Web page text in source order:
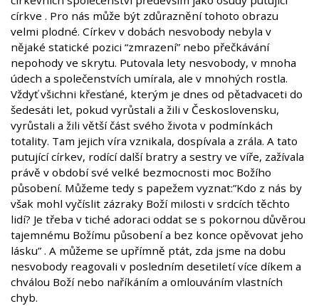
církve . Pro nás může být zdůraznění tohoto obrazu
velmi plodné. Církev v dobách nesvobody nebyla v
nějaké statické pozici “zmrazení” nebo přečkávání
nepohody ve skrytu. Putovala lety nesvobody, v mnoha
údech a společenstvích umírala, ale v mnohých rostla.
Vždyť všichni křesťané, kterým je dnes od pětadvaceti do
šedesáti let, pokud vyrůstali a žili v Československu,
vyrůstali a žili větší část svého života v podmínkách
totality. Tam jejich víra vznikala, dospívala a zrála. A tato
putující církev, rodící další bratry a sestry ve víře, zažívala
právě v období své velké bezmocnosti moc Božího
působení. Můžeme tedy s papežem vyznat:”Kdo z nás by
však mohl vyčíslit zázraky Boží milosti v srdcích těchto
lidí? Je třeba v tiché adoraci oddat se s pokornou důvěrou
tajemnému Božímu působení a bez konce opěvovat jeho
lásku” . A můžeme se upřímně ptát, zda jsme na dobu
nesvobody reagovali v posledním desetiletí více díkem a
chválou Boží nebo naříkáním a omlouváním vlastních
chyb.